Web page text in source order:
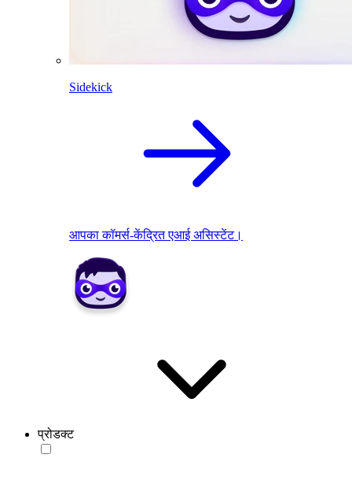
Sidekick
आपका कॉमर्स-केंद्रित एआई असिस्टेंट।
प्रोडक्ट